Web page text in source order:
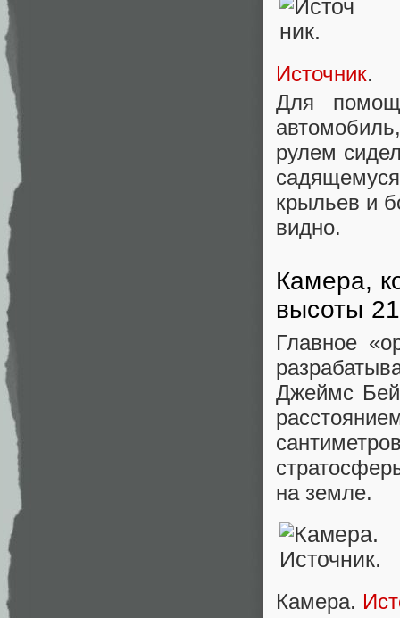
Источник.
Для
рулем
крыльев и
видно.
Камера,
высоты
Главное
Джеймс
на земле.
Камера.